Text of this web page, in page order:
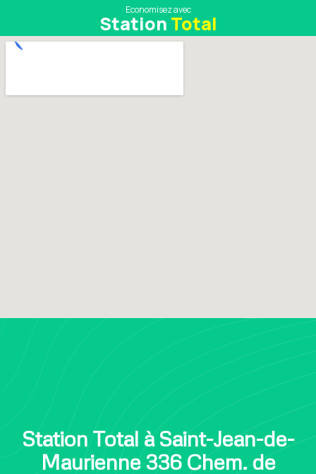
Economisez avec
Station Total
Station Total à Saint-Jean-de-
Maurienne 336 Chem. de